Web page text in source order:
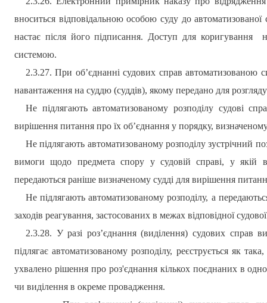
вноситься відповідальною особою суду до
настає після його підписання. Доступ для коригування
системою.
2.3.27. При об’єднанні судових справ автоматизованою
навантаження на суддю (суддів), якому передано для
Не підлягають автоматизованому розподілу судові
вирішення питання про їх об’єднання у порядку,
Не підлягають автоматизованому розподілу зустрічний
вимоги щодо предмета спору у судовій справі, у якій
передаються раніше визначеному судді для вирішення
Не підлягають автоматизованому розподілу, а
заходів реагування, застосованих в межах відповідної
2.3.28. У разі роз’єднання (виділення) судових справ
підлягає автоматизованому розподілу, реєструється як
ухвалено рішення про роз'єднання кількох поєднаних в
чи виділення в окреме провадження.